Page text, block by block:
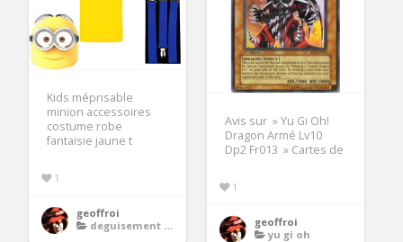
Kids méprisable
minion accessoires
costume robe
fantaisie jaune t
1
geoffroi
deguisement moi moche et mechant
Avis sur » Yu Gi Oh!
Dragon Armé Lv10
Dp2 Fr013 » Cartes de
1
geoffroi
yu gi oh